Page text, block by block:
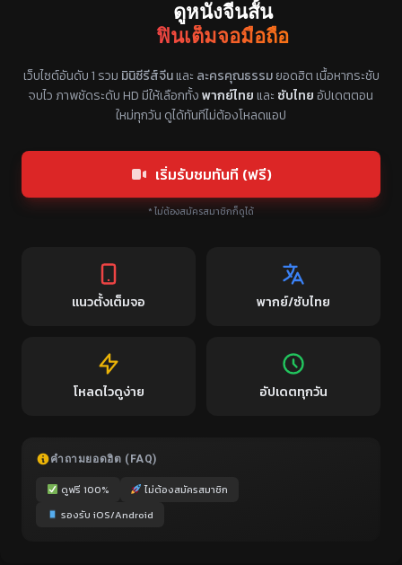
ดูหนังจีนสั้น
ฟินเต็มจอมือถือ
แหล่งรวมซีรี่ย์จีนแนวตั้ง พากย์ไทย ซับไทย
เว็บไซต์อันดับ 1 รวม มินิซีรีส์จีนและ ละครคุณธรรมยอดฮิต เนื้อหากระชับ
จบไว ภาพชัดระดับ HD มีให้เลือกทั้งพากย์ไทยและ ซับไทยอัปเดตตอน
ใหม่ทุกวัน ดูได้ทันทีไม่ต้องโหลดแอป
เริ่มรับชมทันที (ฟรี)
* ไม่ต้องสมัครสมาชิกก็ดูได้
แนวตั้งเต็มจอ พากย์/ซับไทย
โหลดไวดูง่าย อัปเดตทุกวัน
คำถามยอดฮิต (FAQ)
ดูฟรี 100%
ไม่ต้องสมัครสมาชิก
รองรับ iOS/Android